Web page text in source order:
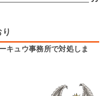
キュウ事務所で対処しま